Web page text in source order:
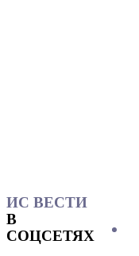
ИС ВЕСТИ
В
СОЦСЕТЯХ